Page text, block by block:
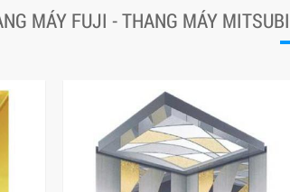
MÁY FUJI - THANG MÁY